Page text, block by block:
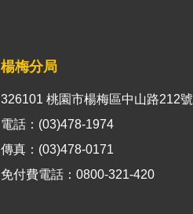
楊梅分局
326101 桃園市楊梅區中山路212號
電話：(03)478-1974
傳真：(03)478-0171
免付費電話：0800-321-420